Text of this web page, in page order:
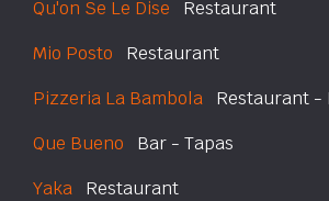
Qu'on Se Le Dise Restaurant
Mio Posto Restaurant
Pizzeria La Bambola Restaurant -
Que Bueno Bar - Tapas
Yaka Restaurant